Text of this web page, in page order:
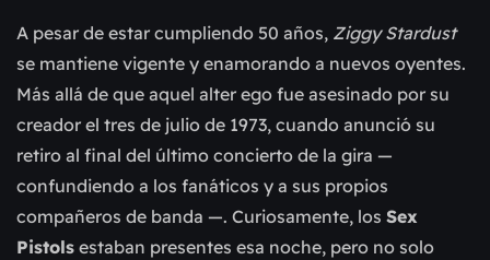
A pesar de estar cumpliendo 50 años, Ziggy Stardust
se mantiene vigente y enamorando a nuevos oyentes.
Más allá de que aquel alter ego fue asesinado por su
creador el tres de julio de 1973, cuando anunció su
retiro al final del último concierto de la gira —
confundiendo a los fanáticos y a sus propios
compañeros de banda —. Curiosamente, los Sex
Pistols estaban presentes esa noche, pero no solo